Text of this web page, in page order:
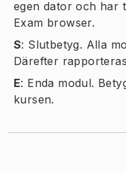
egen dator och har
Exam browser.
S: Slutbetyg. Alla
Därefter
E: Enda modul.
kursen.